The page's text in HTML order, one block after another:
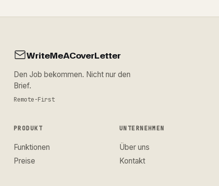
WriteMeACoverLetter
Den Job bekommen. Nicht nur den
Brief.
Remote-First
PRODUKT
Funktionen
Preise
UNTERNEHMEN
Über uns
Kontakt